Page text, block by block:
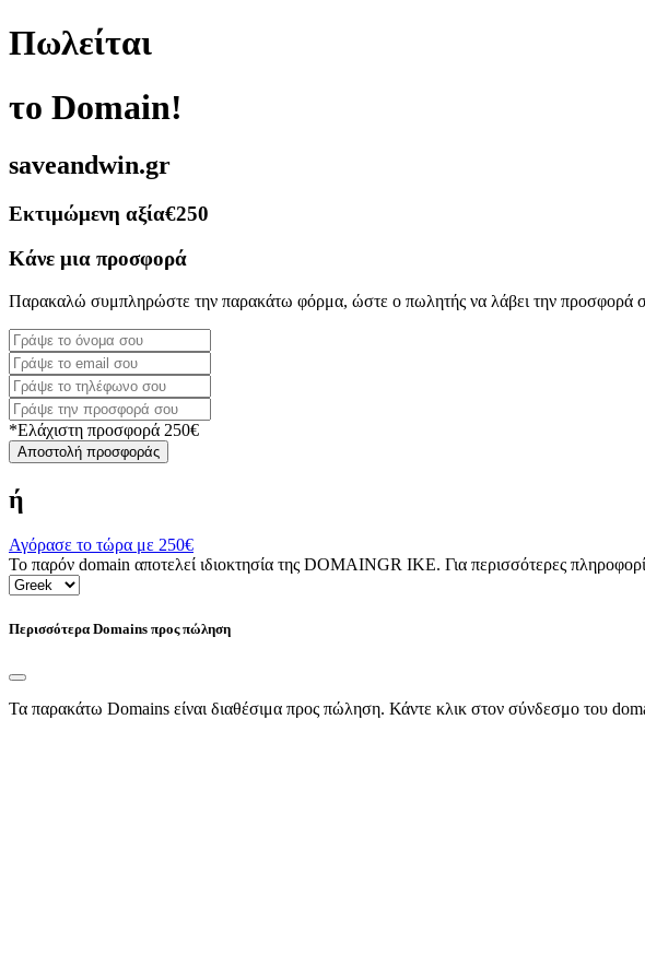
Πωλείται
το Domain!
saveandwin.gr
Εκτιμώμενη αξία€250
Κάνε μια προσφορά
Παρακαλώ συμπληρώστε την παρακάτω φόρμα, ώστε ο πωλητής να λάβει την προσφορά
*Ελάχιστη προσφορά 250€
Αποστολή προσφοράς
ή
Αγόρασε το τώρα με 250€
Το παρόν domain αποτελεί ιδιοκτησία της DOMAINGR ΙΚΕ. Για περισσότερες
Περισσότερα Domains προς πώληση
Τα παρακάτω Domains είναι διαθέσιμα προς πώληση. Κάντε κλικ στον σύνδεσμο του